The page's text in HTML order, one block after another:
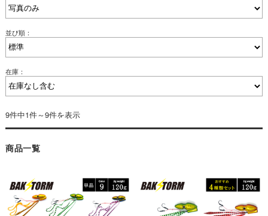
並び順：
在庫：
9件中1件～9件を表示
商品一覧